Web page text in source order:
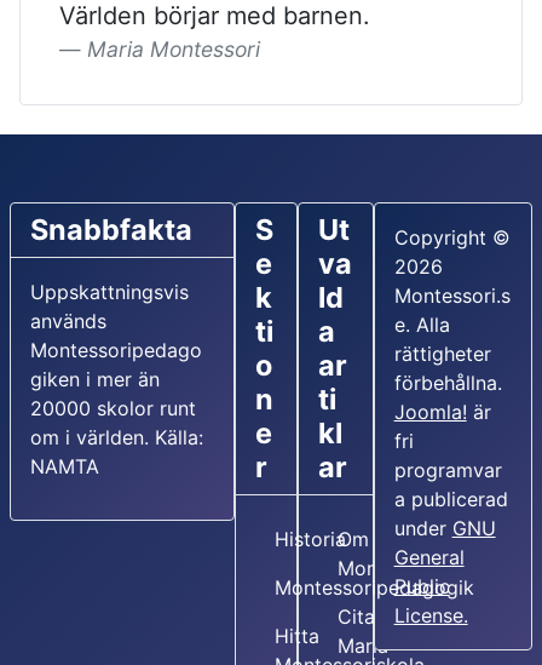
Världen börjar med barnen.
Maria Montessori
Snabbfakta
Uppskattningsvis
används
Montessoripedago
giken i mer än
20000 skolor runt
om i världen. Källa:
NAMTA
S
e
k
ti
o
n
e
r
Historia
Montessoripedagogik
Hitta
Ut
va
ld
a
ar
ti
kl
ar
Om Maria
Montessori
Citat av
Maria
Copyright ©
2026
Montessori.s
e. Alla
rättigheter
förbehållna.
Joomla! är
fri
programvar
a publicerad
under GNU
General
Public
License.